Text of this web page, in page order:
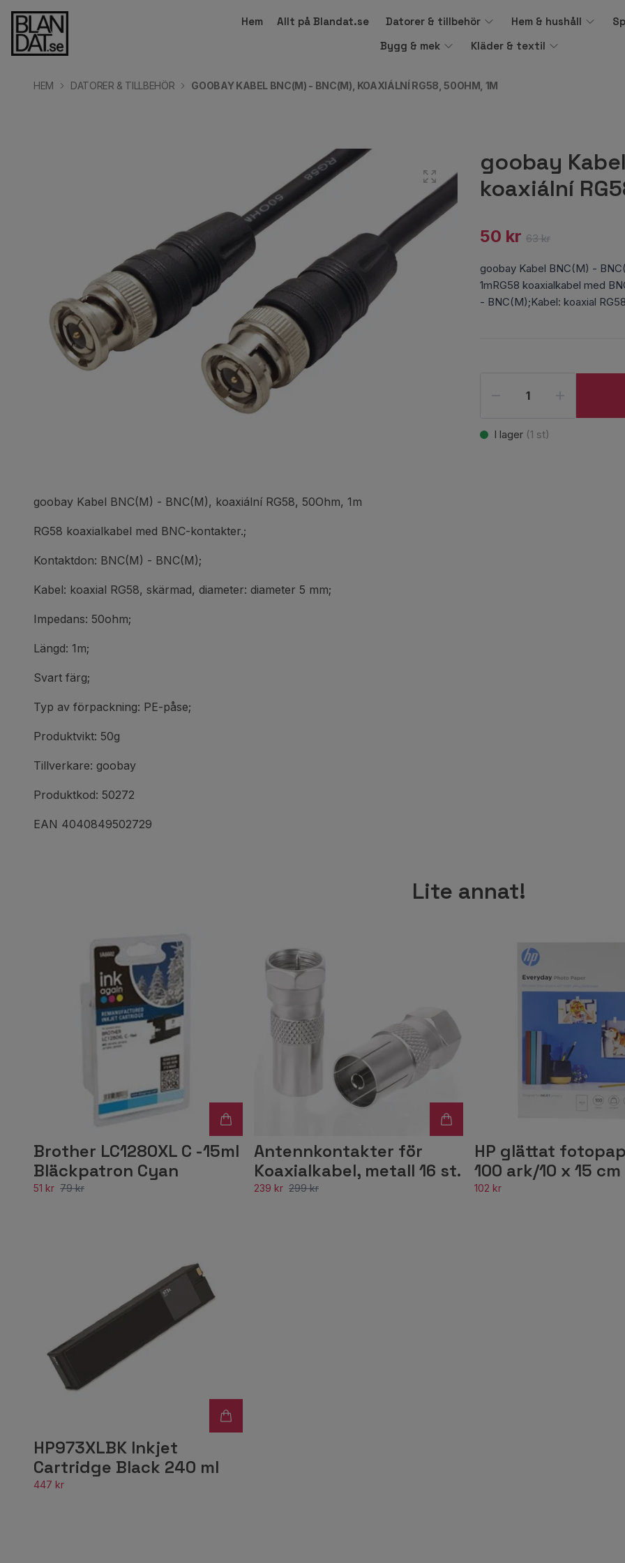
Hem Allt på Blandat.se Datorer & tillbehör Hem & hushåll
Bygg & mek
Kläder & textil
HEM DATORER & TILLBEHÖR GOOBAY KABEL BNC(M) - BNC(M), KOAXIÁLNÍ RG58, 50OHM, 1M
goobay
koaxiální
50 kr 63 kr
goobay Kabel BNC(M) -
1mRG58 koaxialkabel med
- BNC(M);Kabel: koaxial
I lager (1 st)
goobay Kabel BNC(M) - BNC(M), koaxiální RG58, 50Ohm, 1m
RG58 koaxialkabel med BNC-kontakter.;
Kontaktdon: BNC(M) - BNC(M);
Kabel: koaxial RG58, skärmad, diameter: diameter 5 mm;
Impedans: 50ohm;
Längd: 1m;
Svart färg;
Typ av förpackning: PE-påse;
Produktvikt: 50g
Tillverkare: goobay
Produktkod: 50272
EAN 4040849502729
Lite annat!
Brother LC1280XL C -15ml
Bläckpatron Cyan
51 kr 79 kr
Antennkontakter för
Koaxialkabel, metall 16 st.
239 kr 299 kr
HP glättat
100 ark/10 x 15 cm
102 kr
HP973XLBK Inkjet
Cartridge Black 240 ml
447 kr